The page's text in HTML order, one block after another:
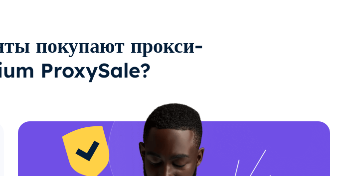
покупают прокси-
ProxySale?